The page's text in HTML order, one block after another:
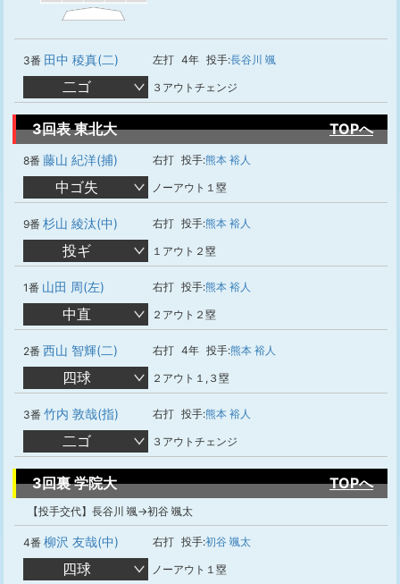
3番 田中 稜真(二) 左打 4年 投手:長谷川 颯
二ゴ ３アウトチェンジ
3回表 東北大 TOPへ
8番 藤山 紀洋(捕) 右打 投手:熊本 裕人
中ゴ失 ノーアウト１塁
9番 杉山 綾汰(中) 右打 投手:熊本 裕人
投ギ １アウト２塁
1番 山田 周(左) 右打 投手:熊本 裕人
中直 ２アウト２塁
2番 西山 智輝(二) 右打 4年 投手:熊本 裕人
四球 ２アウト１,３塁
3番 竹内 敦哉(指) 右打 投手:熊本 裕人
二ゴ ３アウトチェンジ
3回裏 学院大 TOPへ
【投手交代】長谷川 颯→初谷 颯太
4番 柳沢 友哉(中) 右打 投手:初谷 颯太
四球 ノーアウト１塁